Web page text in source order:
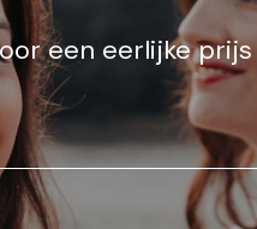
een eerlijke prijs